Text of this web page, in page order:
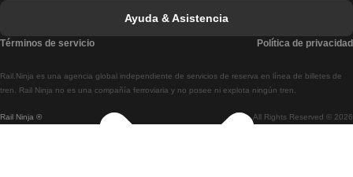
Tren De Lisboa A Braga
Tren De Braga A Lisboa
Rail Ninja ® All Rights Reserved © 2026
Rail.Ninja es una agencia global independiente de servicios de reserva en línea de billetes de
tren. Rail Ninja no es una compañía ferroviaria y no posee ni explota ningún tren.
Ayuda & Asistencia
Términos de servicio Política de privacidad